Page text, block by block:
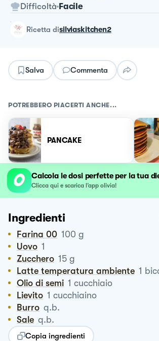
Difficoltà Facile
ricetta disilviaskitchen2
Salva Commenta
POTREBBERO PIACERTI ANCHE...
PANCAKE
Calcola le dosi perfette per la tua
Clicca qui e scarica l’app olivia!
Ingredienti
Farina 00 100 g
Uovo 1
Zucchero 15 g
Latte temperatura ambiente 1
Olio di semi 1 cucchiaio
Lievito 1 cucchiaino
Burro q.b.
Sale q.b.
Copia ingredienti